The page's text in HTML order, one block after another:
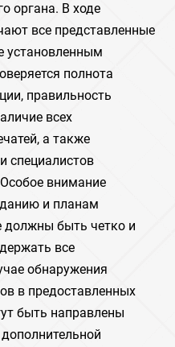
органа. В ходе
все представленные
установленным
полнота
правильность
всех
а также
специалистов
внимание
и планам
должны быть четко и
все
обнаружения
в предоставленных
быть направлены